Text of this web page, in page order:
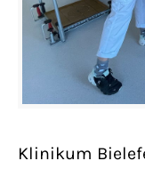
Klinikum